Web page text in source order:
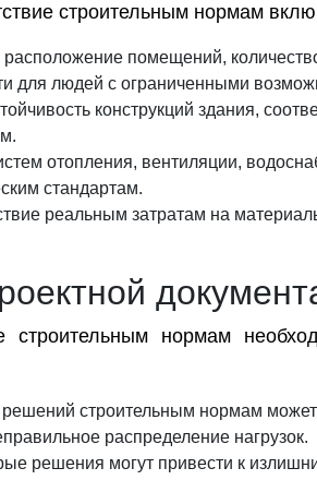
строительным нормам
помещений,
для людей с ограниченными
конструкций здания,
отопления, вентиляции,
стандартам.
реальным затратам на
строительным нормам
решений строительным нормам
распределение нагрузок.
решения могут привести к